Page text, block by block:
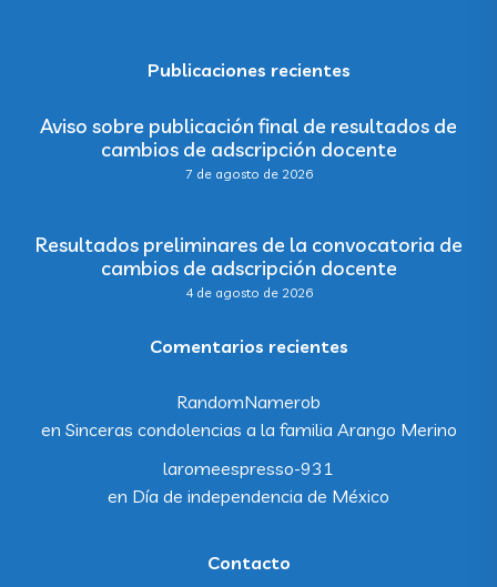
Publicaciones recientes
Aviso sobre publicación final de resultados de
cambios de adscripción docente
7 de agosto de 2026
Resultados preliminares de la convocatoria de
cambios de adscripción docente
4 de agosto de 2026
Comentarios recientes
RandomNamerob
en Sinceras condolencias a la familia Arango Merino
laromeespresso-931
en Día de independencia de México
Contacto